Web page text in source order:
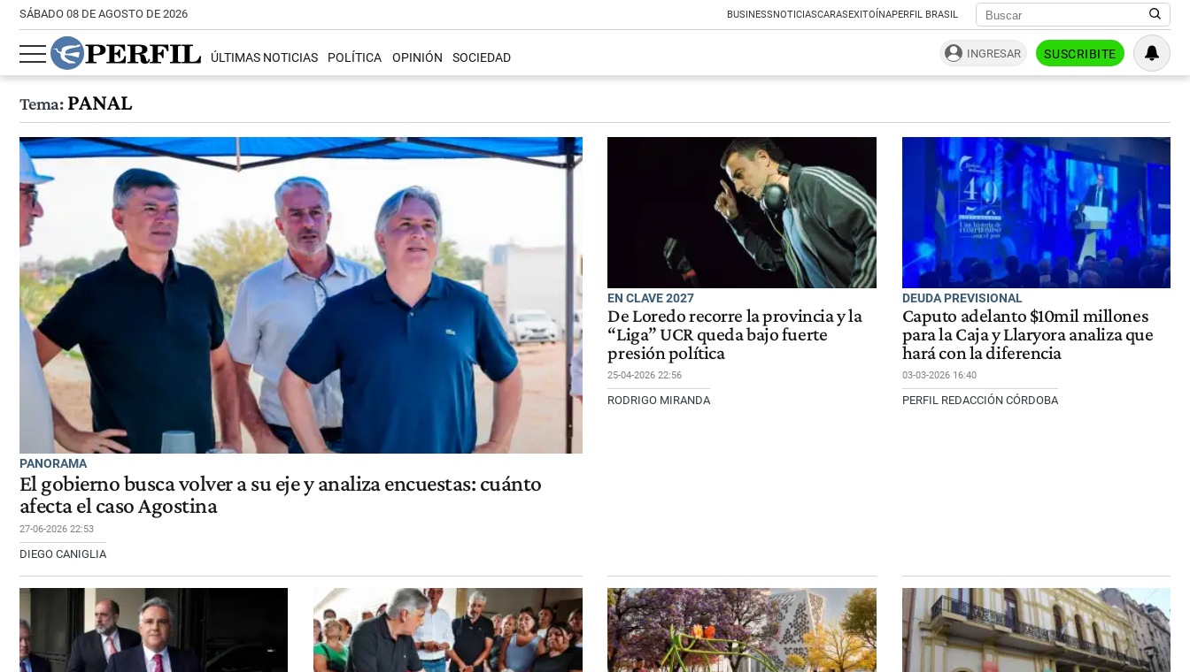
SÁBADO 08 DE AGOSTO DE 2026 BUSINESSNOTICIASCARASEXITOÍNAPERFIL BRASIL
ÚLTIMAS NOTICIAS POLÍTICA OPINIÓN SOCIEDAD INGRESAR SUSCRIBITE
Tema:PANAL
PANORAMA
El gobierno busca volver a su eje y analiza encuestas: cuánto
afecta el caso Agostina
27-06-2026 22:53
DIEGO CANIGLIA
EN CLAVE 2027
De Loredo recorre la provincia y la
“Liga” UCR queda bajo fuerte
presión política
25-04-2026 22:56
RODRIGO MIRANDA
DEUDA PREVISIONAL
Caputo adelanto $10mil millones
para la Caja y Llaryora analiza que
hará con la diferencia
03-03-2026 16:40
PERFIL REDACCIÓN CÓRDOBA